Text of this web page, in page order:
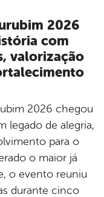
2026
com
valorização
2026 chegou
legado de alegria,
para o
o maior já
o evento reuniu
durante cinco